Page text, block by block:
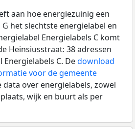
aan hoe energiezuinig een
het slechtste energielabel en
Energielabels C komt
Heinsiusstraat: 38 adressen
C. Dedownload
voor de gemeente
data over energielabels, zowel
wijk en buurt als per